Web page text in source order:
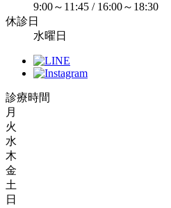
9:00～11:45 / 16:00～18:30
休診日
水曜日
診療時間
月
火
水
木
金
土
日